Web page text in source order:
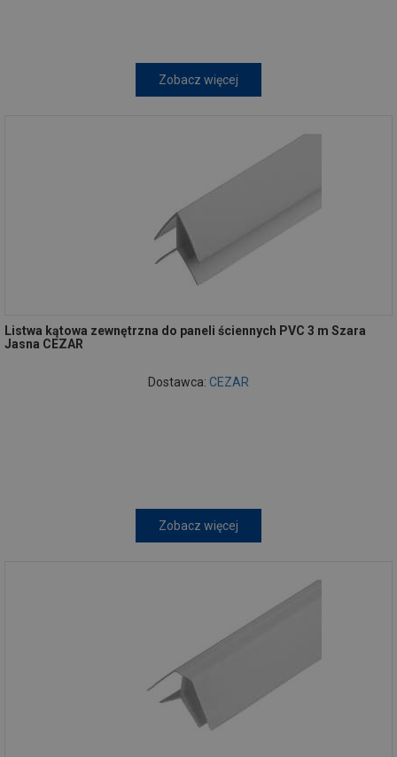
Zobacz więcej
Listwa kątowa zewnętrzna do paneli ściennych PVC 3 m Szara
Jasna CEZAR
Dostawca: CEZAR
Zobacz więcej